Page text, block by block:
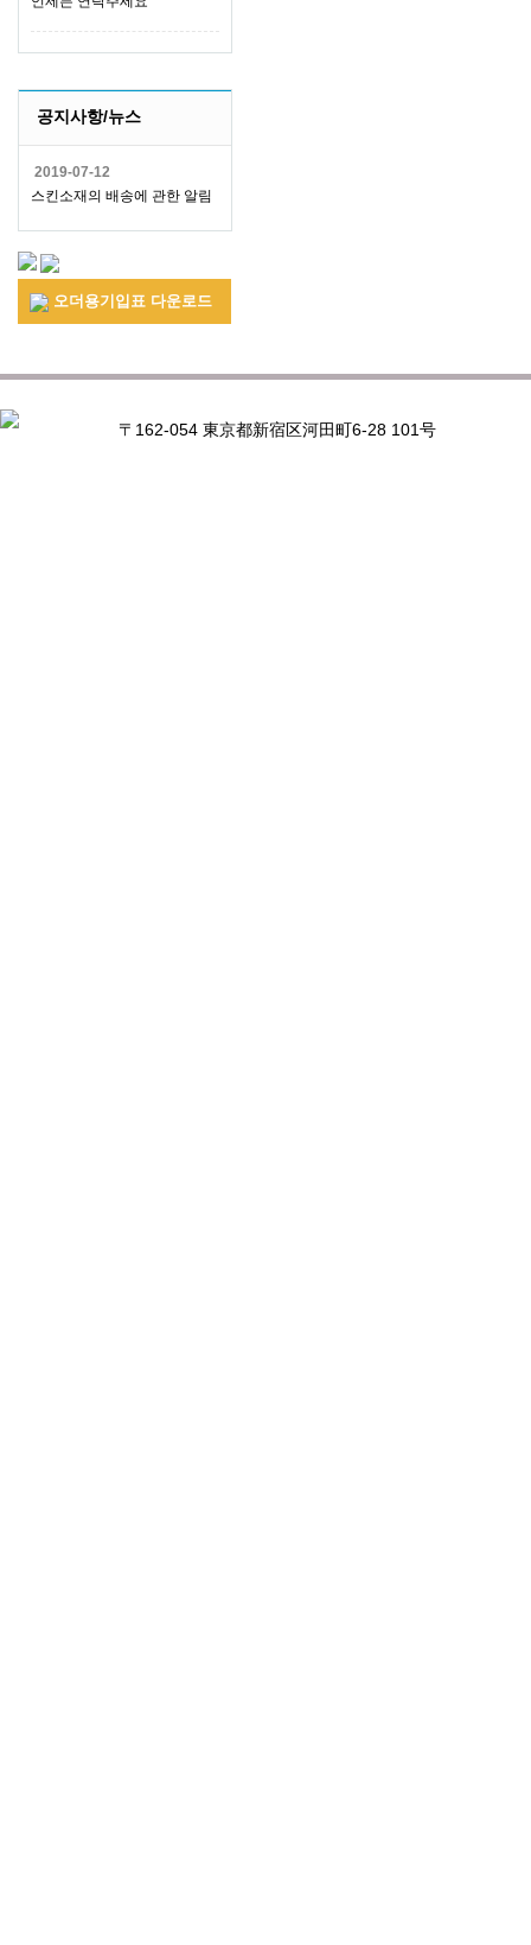
공지사항/뉴스
2019-07-12
스킨소재의 배송에 관한 알림
오더용기입표 다운로드
〒162-054 東京都新宿区河田町6-28 101号